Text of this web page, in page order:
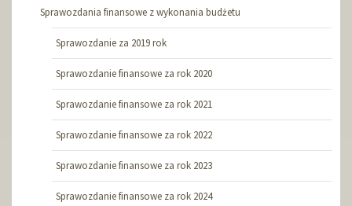
Sprawozdania finansowe z wykonania budżetu
Sprawozdanie za 2019 rok
Sprawozdanie finansowe za rok 2020
Sprawozdanie finansowe za rok 2021
Sprawozdanie finansowe za rok 2022
Sprawozdanie finansowe za rok 2023
Sprawozdanie finansowe za rok 2024